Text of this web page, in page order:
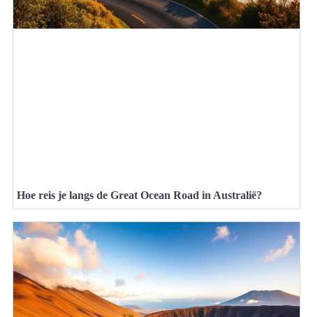
Hoe reis je langs de Great Ocean Road in Australië?